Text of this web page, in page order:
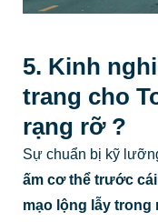
5. Kinh
trang cho
rạng rỡ ?
Sự chuẩn bị kỹ
ấm cơ thể trước
mạo lộng lẫy trong